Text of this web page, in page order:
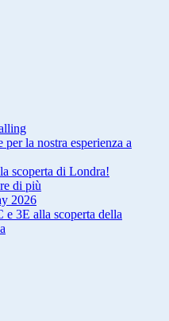
per la nostra esperienza a
scoperta di Londra!
di più
2026
e 3E alla scoperta della